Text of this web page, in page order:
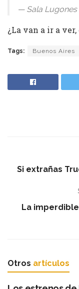
— Sala Lugones
¿La van a ir a
Tags: Buenos Aires
Si extrañas
La
Otros artículos